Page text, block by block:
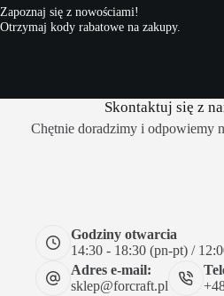
Zapoznaj się z nowościami!
Otrzymaj kody rabatowe na zakupy.
Skontaktuj się z
Chętnie doradzimy i odpowiemy
Godziny otwarcia
14:30 - 18:30 (pn-pt) /
Adres e-mail:
sklep@forcraft.pl